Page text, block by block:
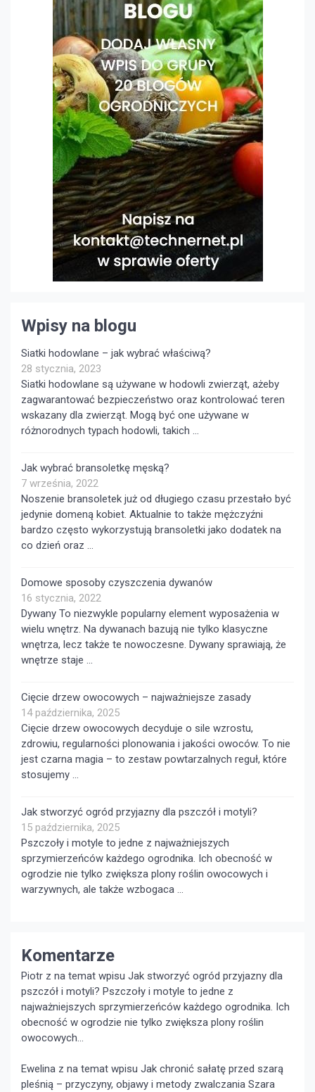
Wpisy na blogu
Siatki hodowlane – jak wybrać właściwą?
28 stycznia, 2023
Siatki hodowlane są używane w hodowli zwierząt, ażeby
zagwarantować bezpieczeństwo oraz kontrolować teren
wskazany dla zwierząt. Mogą być one używane w
różnorodnych typach hodowli, takich …
Jak wybrać bransoletkę męską?
7 września, 2022
Noszenie bransoletek już od długiego czasu przestało być
jedynie domeną kobiet. Aktualnie to także mężczyźni
bardzo często wykorzystują bransoletki jako dodatek na
co dzień oraz …
Domowe sposoby czyszczenia dywanów
16 stycznia, 2022
Dywany To niezwykle popularny element wyposażenia w
wielu wnętrz. Na dywanach bazują nie tylko klasyczne
wnętrza, lecz także te nowoczesne. Dywany sprawiają, że
wnętrze staje …
Cięcie drzew owocowych – najważniejsze zasady
14 października, 2025
Cięcie drzew owocowych decyduje o sile wzrostu,
zdrowiu, regularności plonowania i jakości owoców. To nie
jest czarna magia – to zestaw powtarzalnych reguł, które
stosujemy …
Jak stworzyć ogród przyjazny dla pszczół i motyli?
15 października, 2025
Pszczoły i motyle to jedne z najważniejszych
sprzymierzeńców każdego ogrodnika. Ich obecność w
ogrodzie nie tylko zwiększa plony roślin owocowych i
warzywnych, ale także wzbogaca …
Komentarze
Piotr z na temat wpisu Jak stworzyć ogród przyjazny dla
pszczół i motyli? Pszczoły i motyle to jedne z
najważniejszych sprzymierzeńców każdego ogrodnika. Ich
obecność w ogrodzie nie tylko zwiększa plony roślin
owocowych...
Ewelina z na temat wpisu Jak chronić sałatę przed szarą
pleśnią – przyczyny, objawy i metody zwalczania Szara